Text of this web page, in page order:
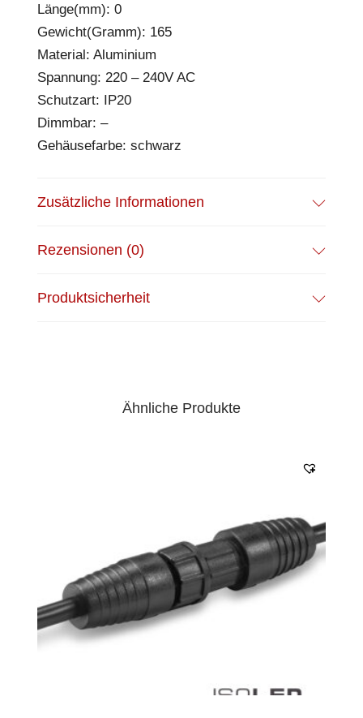
Länge(mm): 0
Gewicht(Gramm): 165
Material: Aluminium
Spannung: 220 – 240V AC
Schutzart: IP20
Dimmbar: –
Gehäusefarbe: schwarz
Zusätzliche Informationen
Rezensionen (0)
Produktsicherheit
Ähnliche Produkte